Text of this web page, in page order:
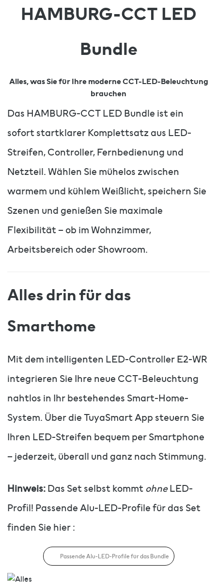
HAMBURG-CCT LED
Bundle
Alles, was Sie für Ihre moderne CCT-LED-Beleuchtung
brauchen
Das HAMBURG-CCT LED Bundle ist ein
sofort startklarer Komplettsatz aus LED-
Streifen, Controller, Fernbedienung und
Netzteil. Wählen Sie mühelos zwischen
warmem und kühlem Weißlicht, speichern Sie
Szenen und genießen Sie maximale
Flexibilität – ob im Wohnzimmer,
Arbeitsbereich oder Showroom.
Alles drin für das
Smarthome
Mit dem intelligenten LED-Controller E2-WR
integrieren Sie Ihre neue CCT-Beleuchtung
nahtlos in Ihr bestehendes Smart-Home-
System. Über die TuyaSmart App steuern Sie
Ihren LED-Streifen bequem per Smartphone
– jederzeit, überall und ganz nach Stimmung.
Hinweis:Das Set selbst kommt ohneLED-
Profil! Passende Alu-LED-Profile für das Set
finden Sie hier :
Passende Alu-LED-Profile für das Bundle